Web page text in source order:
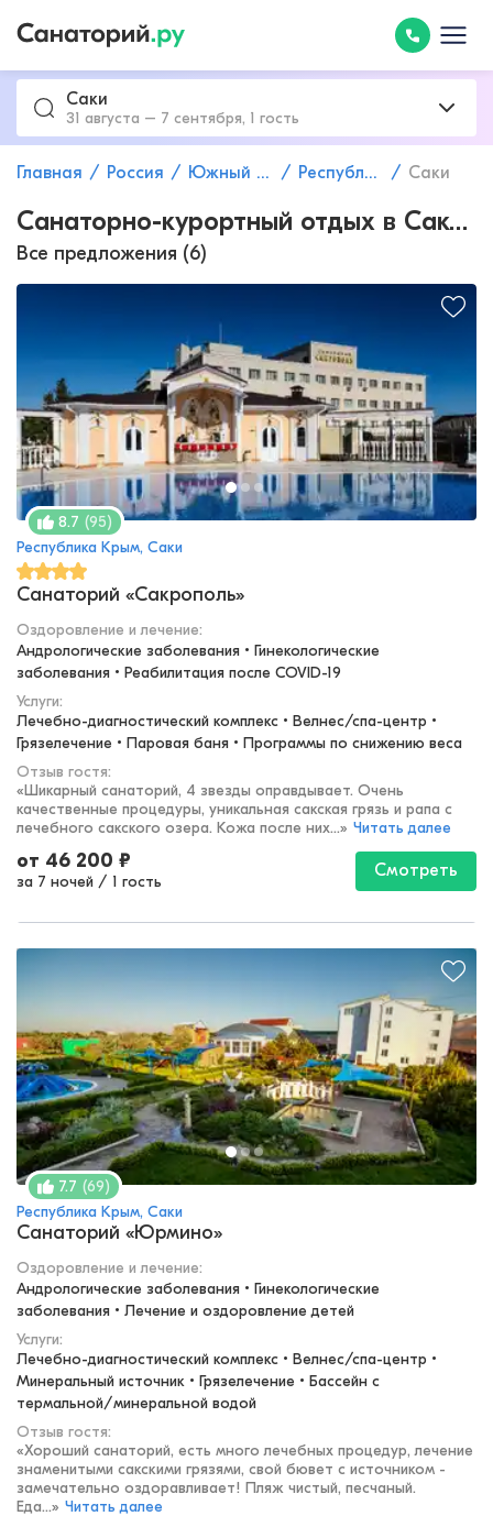
Саки
31 августа – 7 сентября, 1 гость
Главная Россия Южный федеральный округ Республика Крым Саки
Санаторно-курортный отдых в Саках с лечебной грязью
Все предложения (6)
8.7 (95)
Республика Крым, Саки
Санаторий «Сакрополь»
Оздоровление и лечение:
Андрологические заболевания • Гинекологические
заболевания • Реабилитация после COVID-19
Услуги:
Лечебно-диагностический комплекс • Велнес/спа-центр •
Грязелечение • Паровая баня • Программы по снижению веса
Отзыв гостя:
«Шикарный санаторий, 4 звезды оправдывает. Очень
качественные процедуры, уникальная сакская грязь и рапа с
лечебного сакского озера. Кожа после них...» Читать далее
от 46 200 ₽
за 7 ночей / 1 гость
Смотреть
7.7 (69)
Республика Крым, Саки
Санаторий «Юрмино»
Оздоровление и лечение:
Андрологические заболевания • Гинекологические
заболевания • Лечение и оздоровление детей
Услуги:
Лечебно-диагностический комплекс • Велнес/спа-центр •
Минеральный источник • Грязелечение • Бассейн с
термальной/минеральной водой
Отзыв гостя:
«Хороший санаторий, есть много лечебных процедур, лечение
знаменитыми сакскими грязями, свой бювет с источником -
замечательно оздоравливает! Пляж чистый, песчаный.
Еда...» Читать далее